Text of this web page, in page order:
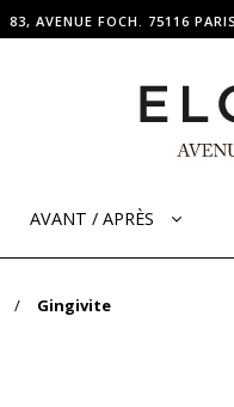
83, AVENUE FOCH. 75116 PARIS
AVANT / APRÈS
Gingivite